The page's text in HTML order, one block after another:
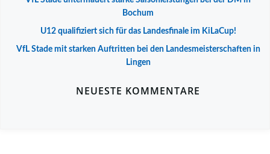
Bochum
U12 qualifiziert sich für das Landesfinale im KiLaCup!
VfL Stade mit starken Auftritten bei den Landesmeisterschaften in
Lingen
NEUESTE KOMMENTARE